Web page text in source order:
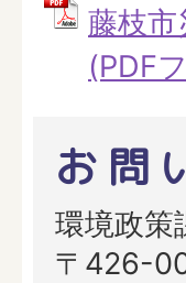
藤枝
(PDF
お問
環境政策
〒426-